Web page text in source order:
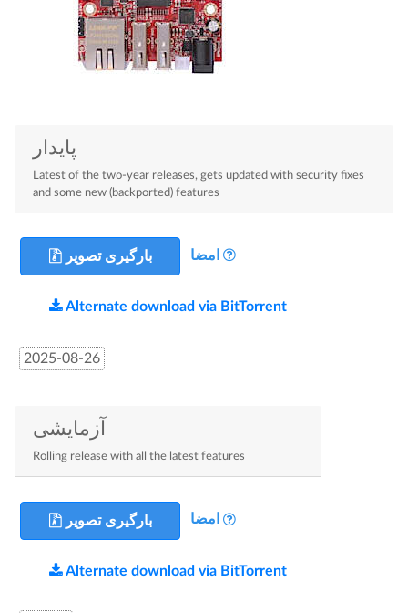
پایدار
Latest of the two-year releases, gets updated with security fixes
and some new (backported) features
بارگیری تصویر امضا
Alternate download via BitTorrent
2025-08-26
آزمایشی
Rolling release with all the latest features
بارگیری تصویر امضا
Alternate download via BitTorrent